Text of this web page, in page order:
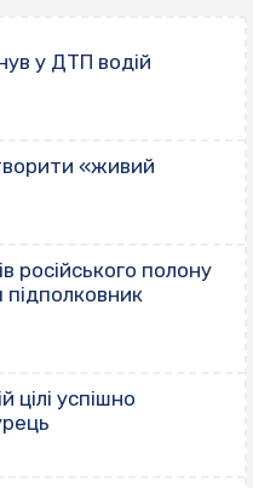
у ДТП водій
«живий
російського полону
цілі успішно